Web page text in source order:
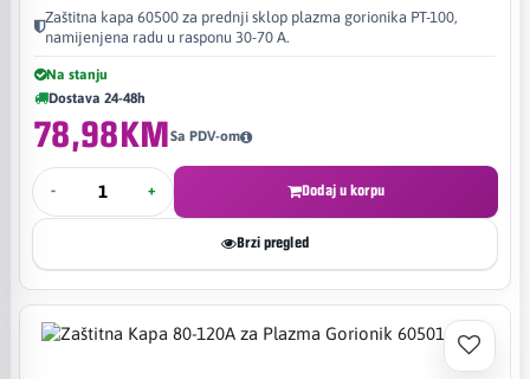
Zaštitna kapa 60500 za prednji sklop plazma gorionika PT-100,
namijenjena radu u rasponu 30-70 A.
Na stanju
Dostava 24-48h
78,98KMSa PDV-om
- + Dodaj u korpu
Brzi pregled